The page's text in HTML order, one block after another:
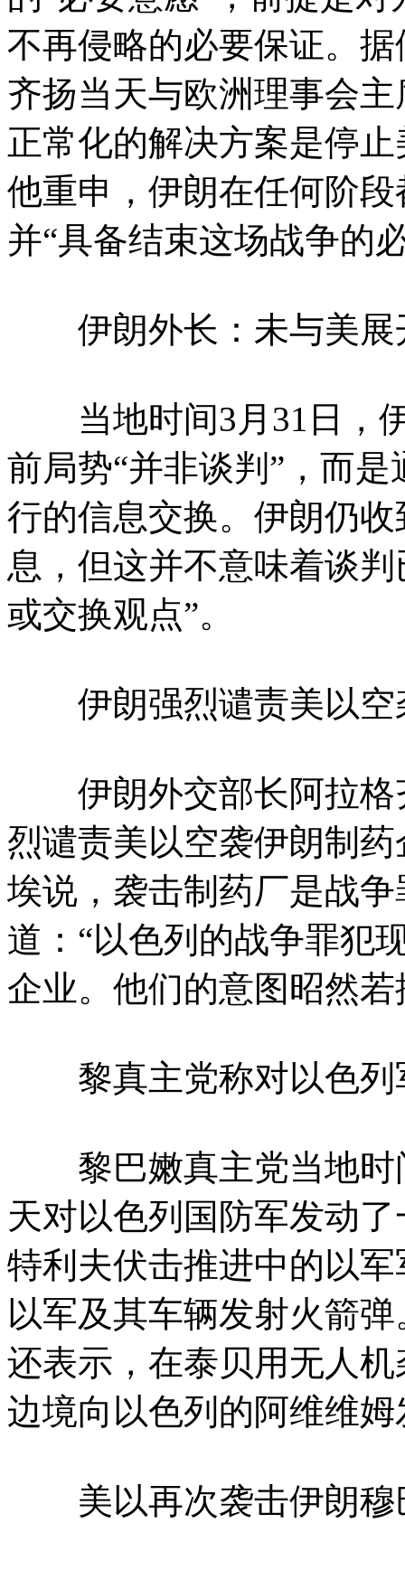
不再侵略的必要保证。
齐扬当天与欧洲理事会
正常化的解决方案是停
他重申，伊朗在任何阶
并“具备结束这场战争的
伊朗外长：未与美展
当地时间3月31日，伊
前局势“并非谈判”，而
行的信息交换。伊朗仍
息，但这并不意味着谈
或交换观点”。
伊朗强烈谴责美以空
伊朗外交部长阿拉格
烈谴责美以空袭伊朗制
埃说，袭击制药厂是战
道：“以色列的战争罪犯
企业。他们的意图昭然若
黎真主党称对以色列
黎巴嫩真主党当地时
天对以色列国防军发动
特利夫伏击推进中的以
以军及其车辆发射火箭
还表示，在泰贝用无人
边境向以色列的阿维维
美以再次袭击伊朗穆